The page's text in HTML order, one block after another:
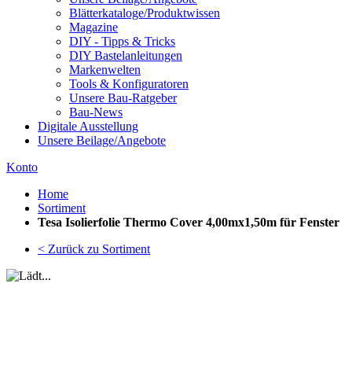
Blätterkataloge/Produktwissen
Magazine
DIY - Tipps & Tricks
DIY Bastelanleitungen
Markenwelten
Tools & Konfiguratoren
Unsere Bau-Ratgeber
Bau-News
Digitale Ausstellung
Unsere Beilage/Angebote
Konto
Home
Sortiment
Tesa Isolierfolie Thermo Cover 4,00mx1,50m für Fenster
< Zurück zu Sortiment